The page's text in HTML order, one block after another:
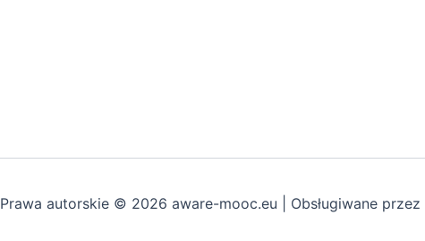
Prawa autorskie © 2026 aware-mooc.eu | Obsługiwane przez